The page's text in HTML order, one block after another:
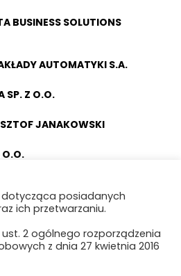
BUSINESS SOLUTIONS
AUTOMATYKI S.A.
SP. Z O.O.
JANAKOWSKI
O.O.
Z O.O.
WIELKOPOLSKI SP. Z
posiadanych
ich przetwarzaniu.
ust. 2 ogólnego rozporządzenia
z dnia 27 kwietnia 2016